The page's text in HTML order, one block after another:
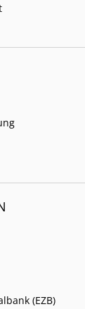
(EZB)